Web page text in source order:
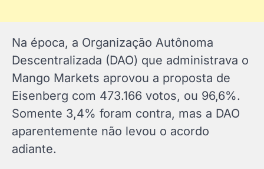
Na época, a Organização Autônoma
Descentralizada (DAO) que administrava o
Mango Markets aprovou a proposta de
Eisenberg com 473.166 votos, ou 96,6%.
Somente 3,4% foram contra, mas a DAO
aparentemente não levou o acordo
adiante.